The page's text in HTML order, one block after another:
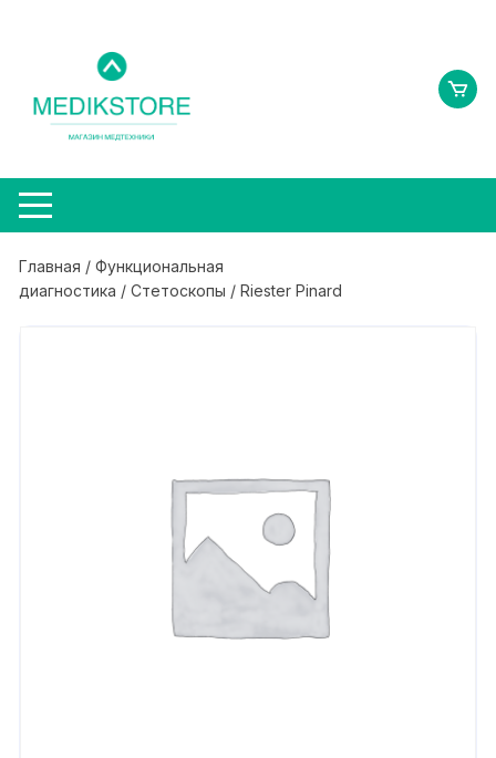
содержимому
Главная /Функциональная
диагностика /Стетоскопы / Riester Pinard